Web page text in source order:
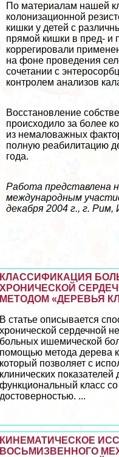
По материалам нашей
колонизационной
кишки у детей с
прямой кишки в пред- и
коррегировали
на фоне проведения
сочетании с
контролем анализов
Восстановление
происходило за более
из немаловажных
полную реабилитацию
года.
Работа представлена
международным
декабря 2004 г., г. Рим,
КЛАССИФИКАЦИЯ
ХРОНИЧЕСКОЙ
МЕТОДОМ «ДЕРЕВЬЯ
В статье описывается
хронической сердечной
больных ишемической
помощью метода дерева
который позволяет с
клинических показателей
функциональный класс со
достоверностью. ...
КИНЕМАТИЧЕСКОЕ
ВОСЬМИЗВЕННОГО